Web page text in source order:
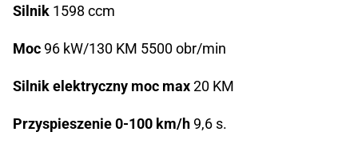
Silnik 1598 ccm
Moc 96 kW/130 KM 5500 obr/min
Silnik elektryczny moc max20 KM
Przyspieszenie 0-100 km/h 9,6 s.